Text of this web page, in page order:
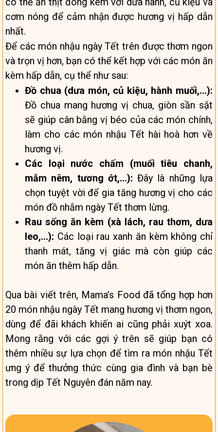
cơm nóng để cảm nhận được hương vị hấp dẫn
nhất.
Để các món nhậu ngày Tết trên được thơm ngon
và trọn vị hơn, bạn có thể kết hợp với các món ăn
kèm hấp dẫn, cụ thể như sau:
Đồ chua (dưa món, củ kiệu, hành muối,…):
Đồ chua mang hương vị chua, giòn sần sật
sẽ giúp cân bằng vị béo của các món chính,
làm cho các món nhậu Tết hài hoà hơn về
hương vị.
Các loại nước chấm (muối tiêu chanh,
mắm nêm, tương ớt,…): Đây là những lựa
chọn tuyệt vời để gia tăng hương vị cho các
món đồ nhắm ngày Tết thơm lừng.
Rau sống ăn kèm (xà lách, rau thơm, dưa
leo,…): Các loại rau xanh ăn kèm không chỉ
thanh mát, tăng vị giác mà còn giúp các
món ăn thêm hấp dẫn.
Qua bài viết trên, Mama’s Food đã tổng hợp hơn
20 món nhậu ngày Tết mang hương vị thơm ngon,
dùng để đãi khách khiến ai cũng phải xuýt xoa.
Mong rằng với các gợi ý trên sẽ giúp bạn có
thêm nhiều sự lựa chọn để tìm ra món nhậu Tết
ưng ý để thưởng thức cùng gia đình và bạn bè
trong dịp Tết Nguyên đán năm nay.